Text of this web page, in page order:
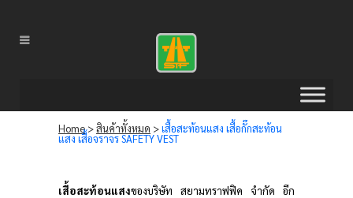
Home>สินค้าทั้งหมด >เสื้อสะท้อนแสง เสื้อกั๊กสะท้อน
แสง เสื้อจราจร SAFETY VEST
เสื้อสะท้อนแสงของบริษัท สยามทราฟฟิค จำกัด อีก